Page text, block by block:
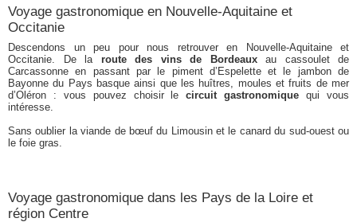
Voyage gastronomique en Nouvelle-Aquitaine et
Occitanie
Descendons un peu pour nous retrouver en Nouvelle-Aquitaine et
Occitanie. De la route des vins de Bordeauxau cassoulet de
Carcassonne en passant par le piment d’Espelette et le jambon de
Bayonne du Pays basque ainsi que les huîtres, moules et fruits de mer
d’Oléron : vous pouvez choisir lecircuit gastronomique qui vous
intéresse.
Sans oublier la viande de bœuf du Limousin et le canard du sud-ouest ou
le foie gras.
Voyage gastronomique dans les Pays de la Loire et
région Centre